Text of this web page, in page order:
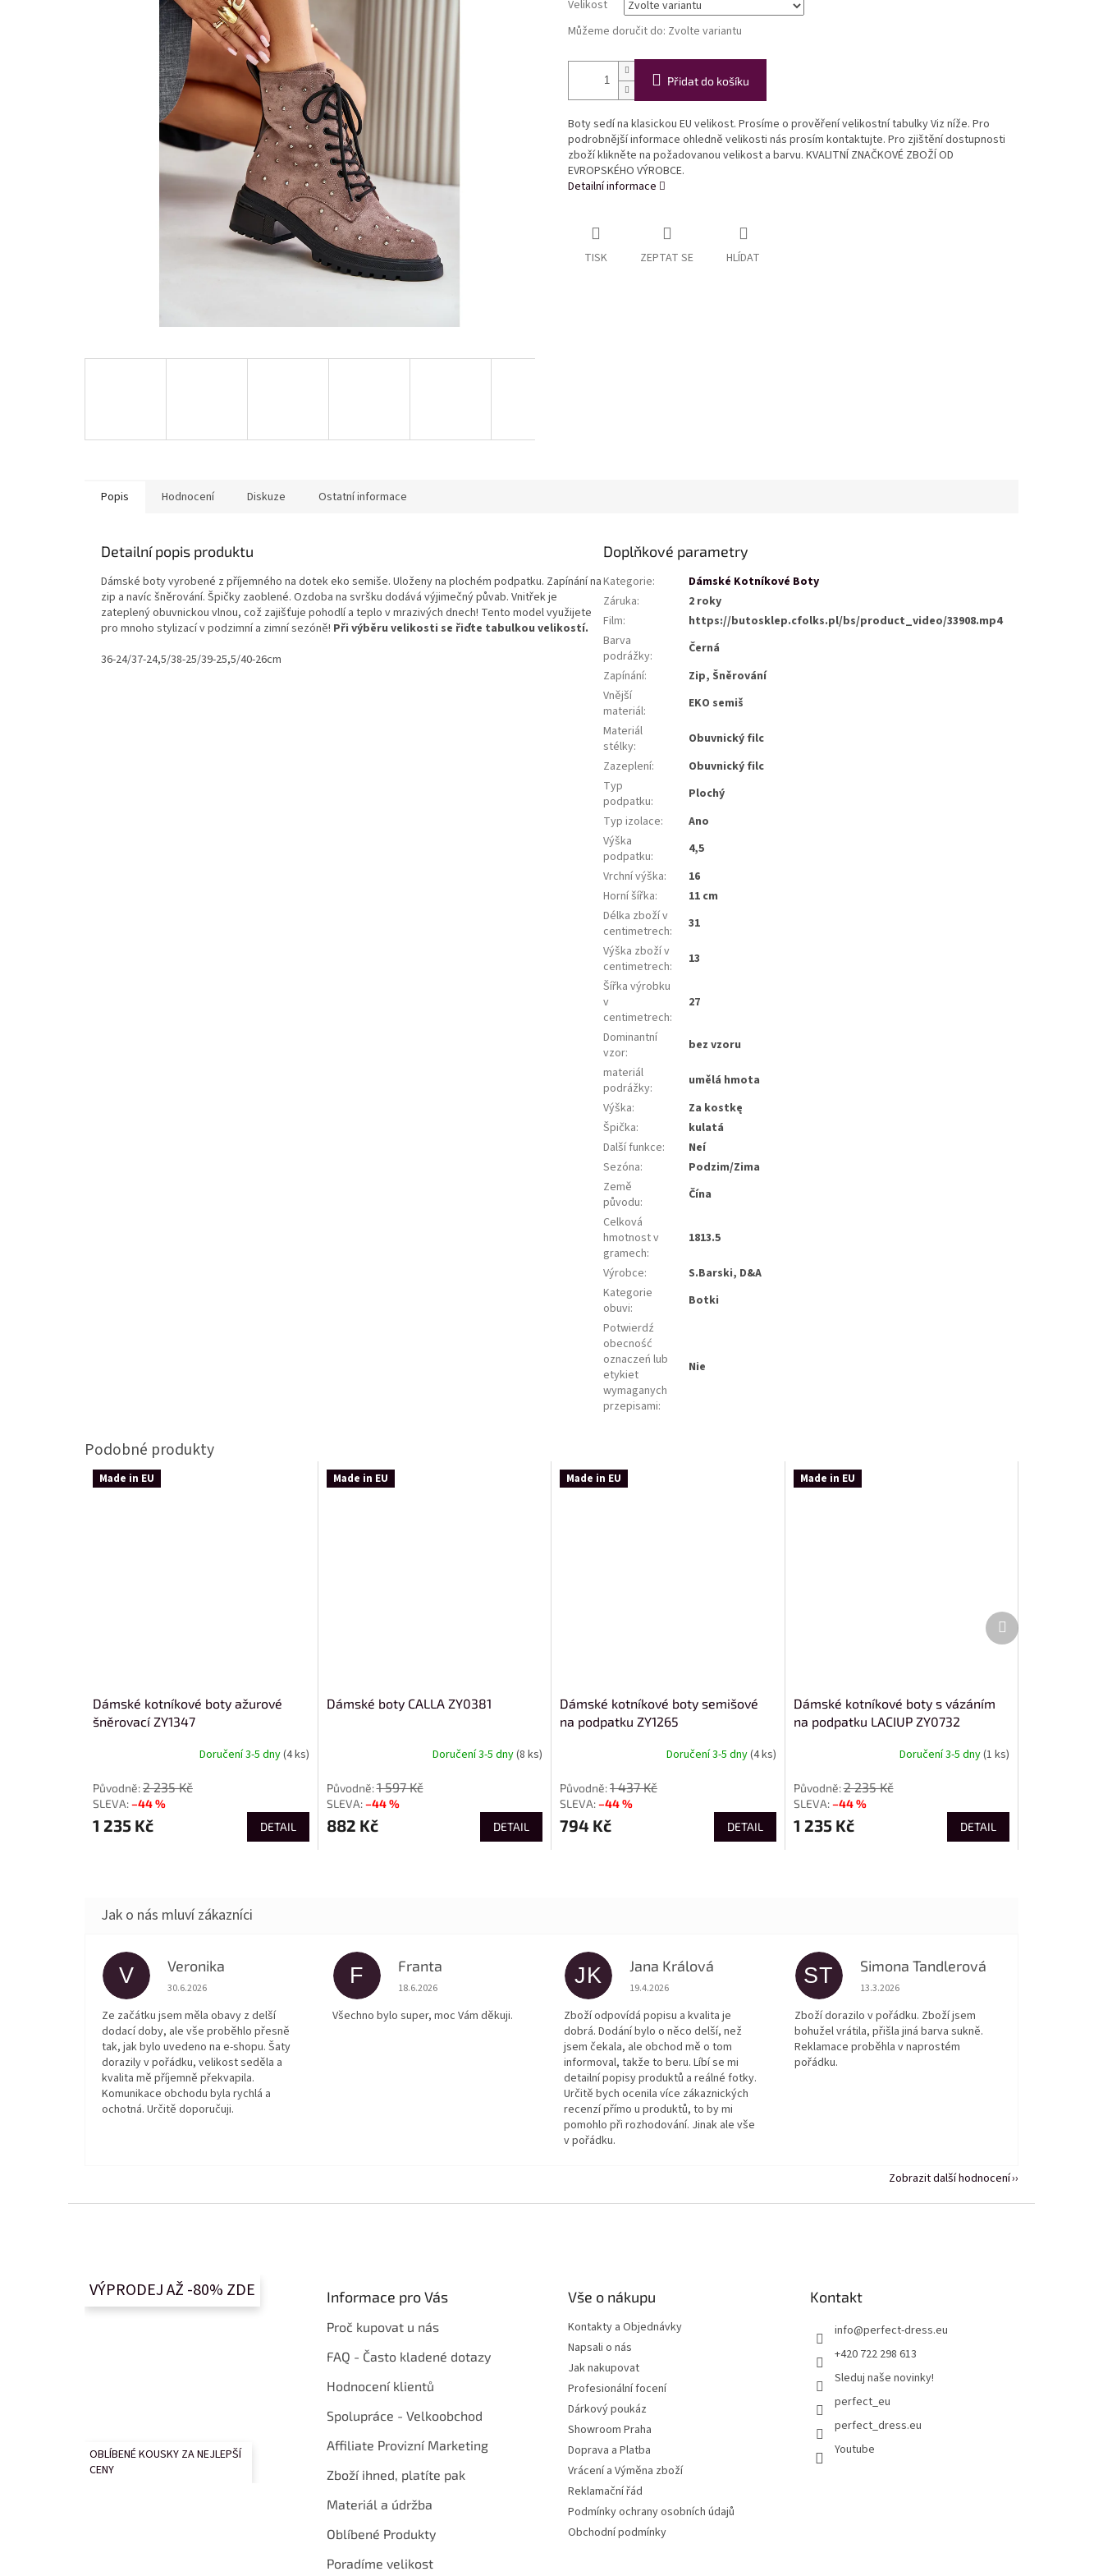
Velikost
Můžeme doručit do: Zvolte variantu
Přidat do košíku
Boty sedí na klasickou EU velikost. Prosíme o prověření velikostní tabulky Viz níže. Pro
podrobnější informace ohledně velikosti nás prosím kontaktujte. Pro zjištění dostupnosti
zboží klikněte na požadovanou velikost a barvu. KVALITNÍ ZNAČKOVÉ ZBOŽÍ OD
EVROPSKÉHO VÝROBCE.
Detailní informace
TISK ZEPTAT SE HLÍDAT
Popis Hodnocení Diskuze Ostatní informace
Detailní popis produktu
Dámské boty vyrobené z příjemného na dotek eko semiše. Uloženy na plochém podpatku. Zapínání na
zip a navíc šněrování. Špičky zaoblené. Ozdoba na svršku dodává výjimečný půvab. Vnitřek je
zateplený obuvnickou vlnou, což zajišťuje pohodlí a teplo v mrazivých dnech! Tento model využijete
pro mnoho stylizací v podzimní a zimní sezóně! Při výběru velikosti se řiďte tabulkou velikostí.
36-24/37-24,5/38-25/39-25,5/40-26cm
Doplňkové parametry
Kategorie:
Dámské Kotníkové Boty
Záruka:
2 roky
Film:
https://butosklep.cfolks.pl/bs/product_video/33908.mp4
Barva
podrážky:
Černá
Zapínání:
Zip, Šněrování
Vnější
materiál:
EKO semiš
Materiál
stélky:
Obuvnický filc
Zazeplení:
Obuvnický filc
Typ
podpatku:
Plochý
Typ izolace:
Ano
Výška
podpatku:
4,5
Vrchní výška:
16
Horní šířka:
11 cm
Délka zboží v
centimetrech:
31
Výška zboží v
centimetrech:
13
Šířka výrobku
v
centimetrech:
27
Dominantní
vzor:
bez vzoru
materiál
podrážky:
umělá hmota
Výška:
Za kostkę
Špička:
kulatá
Další funkce:
Neí
Sezóna:
Podzim/Zima
Země
původu:
Čína
Celková
hmotnost v
gramech:
1813.5
Výrobce:
S.Barski, D&A
Kategorie
obuvi:
Botki
Potwierdź
obecność
oznaczeń lub
etykiet
wymaganych
przepisami:
Nie
Made in EU
Dámské kotníkové boty ažurové
šněrovací ZY1347
Doručení 3-5 dny(4 ks)
2 235 Kč
–44 %
1 235 Kč DETAIL
Made in EU
Dámské boty CALLA ZY0381
Doručení 3-5 dny(8 ks)
1 597 Kč
–44 %
882 Kč DETAIL
Made in EU
Dámské kotníkové boty semišové
na podpatku ZY1265
Doručení 3-5 dny(4 ks)
1 437 Kč
–44 %
794 Kč DETAIL
Made in EU
Dámské kotníkové boty s vázáním
na podpatku LACIUP ZY0732
Doručení 3-5 dny(1 ks)
2 235 Kč
–44 %
1 235 Kč DETAIL
Další
produkt
V Veronika
Hodnocení obchodu je 5 z 5 hvězdiček.
30.6.2026
Ze začátku jsem měla obavy z delší
dodací doby, ale vše proběhlo přesně
tak, jak bylo uvedeno na e-shopu. Šaty
dorazily v pořádku, velikost seděla a
kvalita mě příjemně překvapila.
Komunikace obchodu byla rychlá a
ochotná. Určitě doporučuji.
F Franta
Hodnocení obchodu je 5 z 5 hvězdiček.
18.6.2026
Všechno bylo super, moc Vám děkuji.
JK Jana Králová
Hodnocení obchodu je 5 z 5 hvězdiček.
19.4.2026
Zboží odpovídá popisu a kvalita je
dobrá. Dodání bylo o něco delší, než
jsem čekala, ale obchod mě o tom
informoval, takže to beru. Líbí se mi
detailní popisy produktů a reálné fotky.
Určitě bych ocenila více zákaznických
recenzí přímo u produktů, to by mi
pomohlo při rozhodování. Jinak ale vše
v pořádku.
ST Simona Tandlerová
Hodnocení obchodu je 5 z 5 hvězdiček.
13.3.2026
Zboží dorazilo v pořádku. Zboží jsem
bohužel vrátila, přišla jiná barva sukně.
Reklamace proběhla v naprostém
pořádku.
Zobrazit další hodnocení
VÝPRODEJ AŽ -80% ZDE
OBLÍBENÉ KOUSKY ZA NEJLEPŠÍ
CENY
Informace pro Vás
Proč kupovat u nás
FAQ - Často kladené dotazy
Hodnocení klientů
Spolupráce - Velkoobchod
Affiliate Provizní Marketing
Zboží ihned, platíte pak
Materiál a údržba
Oblíbené Produkty
Poradíme velikost
Vše o nákupu
Kontakty a Objednávky
Napsali o nás
Jak nakupovat
Profesionální focení
Dárkový poukáz
Showroom Praha
Doprava a Platba
Vrácení a Výměna zboží
Reklamační řád
Podmínky ochrany osobních údajů
Obchodní podmínky
Kontakt
info@perfect-dress.eu
+420 722 298 613
Sleduj naše novinky!
perfect_eu
perfect_dress.eu
Youtube